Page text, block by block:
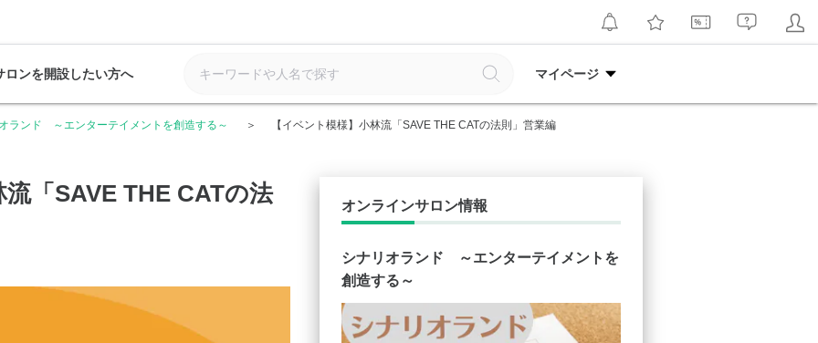
ロンを開設したい方へ マイページ
ランド ～エンターテイメントを創造する～ 【イベント模様】小林流「SAVE THE CATの法則」営業編
「SAVE THE CATの法 オンラインサロン情報
シナリオランド ～エンターテイメントを
創造する～